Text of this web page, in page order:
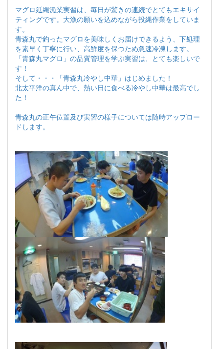
マグロ延縄漁業実習は、毎日が驚きの連続でとてもエキサイ
ティングです。大漁の願いを込めながら投縄作業をしていま
す。
青森丸で釣ったマグロを美味しくお届けできるよう、下処理
を素早く丁寧に行い、高鮮度を保つため急速冷凍します。
「青森丸マグロ」の品質管理を学ぶ実習は、とても楽しいで
す！
そして・・・「青森丸冷やし中華」はじめました！
北太平洋の真ん中で、熱い日に食べる冷やし中華は最高でし
た！
青森丸の正午位置及び実習の様子については随時アップロー
ドします。